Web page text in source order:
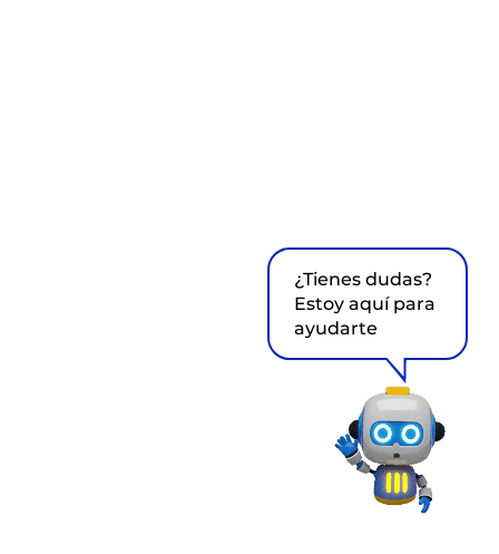
¿Tienes dudas?
Estoy aquí para
ayudarte